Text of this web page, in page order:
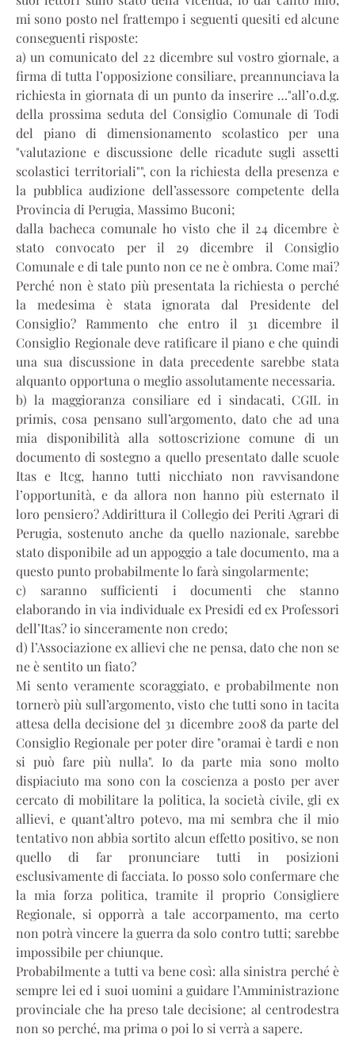
mi sono posto nel frattempo i seguenti quesiti ed alcune
conseguenti risposte:
a) un comunicato del 22 dicembre sul vostro giornale, a
firma di tutta l’opposizione consiliare, preannunciava la
richiesta in giornata di un punto da inserire …"all’o.d.g.
della prossima seduta del Consiglio Comunale di Todi
del piano di dimensionamento scolastico per una
"valutazione e discussione delle ricadute sugli assetti
scolastici territoriali"", con la richiesta della presenza e
la pubblica audizione dell’assessore competente della
Provincia di Perugia, Massimo Buconi;
dalla bacheca comunale ho visto che il 24 dicembre è
stato convocato per il 29 dicembre il Consiglio
Comunale e di tale punto non ce ne è ombra. Come mai?
Perché non è stato più presentata la richiesta o perché
la medesima è stata ignorata dal Presidente del
Consiglio? Rammento che entro il 31 dicembre il
Consiglio Regionale deve ratificare il piano e che quindi
una sua discussione in data precedente sarebbe stata
alquanto opportuna o meglio assolutamente necessaria.
b) la maggioranza consiliare ed i sindacati, CGIL in
primis, cosa pensano sull’argomento, dato che ad una
mia disponibilità alla sottoscrizione comune di un
documento di sostegno a quello presentato dalle scuole
Itas e Itcg, hanno tutti nicchiato non ravvisandone
l’opportunità, e da allora non hanno più esternato il
loro pensiero? Addirittura il Collegio dei Periti Agrari di
Perugia, sostenuto anche da quello nazionale, sarebbe
stato disponibile ad un appoggio a tale documento, ma a
questo punto probabilmente lo farà singolarmente;
c) saranno sufficienti i documenti che stanno
elaborando in via individuale ex Presidi ed ex Professori
dell’Itas? io sinceramente non credo;
d) l’Associazione ex allievi che ne pensa, dato che non se
ne è sentito un fiato?
Mi sento veramente scoraggiato, e probabilmente non
tornerò più sull’argomento, visto che tutti sono in tacita
attesa della decisione del 31 dicembre 2008 da parte del
Consiglio Regionale per poter dire "oramai è tardi e non
si può fare più nulla". Io da parte mia sono molto
dispiaciuto ma sono con la coscienza a posto per aver
cercato di mobilitare la politica, la società civile, gli ex
allievi, e quant’altro potevo, ma mi sembra che il mio
tentativo non abbia sortito alcun effetto positivo, se non
quello di far pronunciare tutti in posizioni
esclusivamente di facciata. Io posso solo confermare che
la mia forza politica, tramite il proprio Consigliere
Regionale, si opporrà a tale accorpamento, ma certo
non potrà vincere la guerra da solo contro tutti; sarebbe
impossibile per chiunque.
Probabilmente a tutti va bene così: alla sinistra perché è
sempre lei ed i suoi uomini a guidare l’Amministrazione
provinciale che ha preso tale decisione; al centrodestra
non so perché, ma prima o poi lo si verrà a sapere.